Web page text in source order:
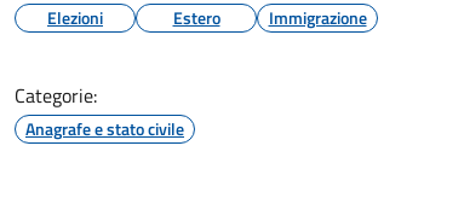
Elezioni Estero Immigrazione
Categorie:
Anagrafe e stato civile